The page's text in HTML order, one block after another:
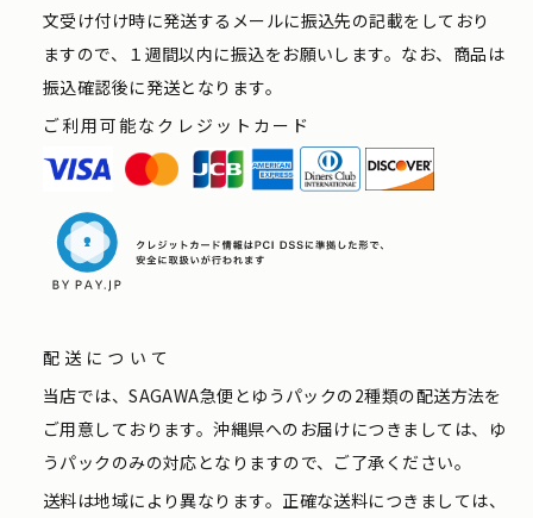
文受け付け時に発送するメールに振込先の記載をしており
ますので、１週間以内に振込をお願いします。なお、商品は
振込確認後に発送となります。
ご利用可能なクレジットカード
配送について
当店では、SAGAWA急便とゆうパックの2種類の配送方法を
ご用意しております。沖縄県へのお届けにつきましては、ゆ
うパックのみの対応となりますので、ご了承ください。
送料は地域により異なります。正確な送料につきましては、